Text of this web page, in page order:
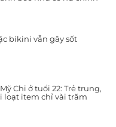
bikini vẫn gây sốt
Chi ở tuổi 22: Trẻ trung,
loạt item chỉ vài trăm